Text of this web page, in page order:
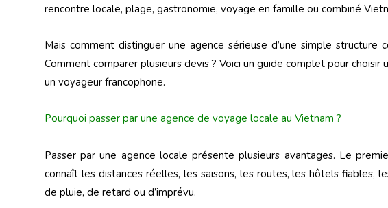
rencontre locale, plage, gastronomie, voyage en famille ou combiné
Mais comment distinguer une agence sérieuse d’une simple
Comment comparer plusieurs devis ? Voici un guide complet pour choisir
un voyageur francophone.
Pourquoi passer par une agence de voyage locale au Vietnam ?
Passer par une agence locale présente plusieurs avantages. Le
connaît les distances réelles, les saisons, les routes, les hôtels fiables,
de pluie, de retard ou d’imprévu.